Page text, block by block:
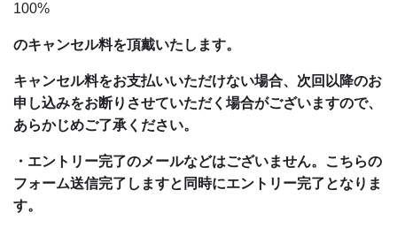
100%
のキャンセル料を頂戴いたします。
キャンセル料をお支払いいただけない場合、次回以降のお
申し込みをお断りさせていただく場合がございますので、
あらかじめご了承ください。
・エントリー完了のメールなどはございません。こちらの
フォーム送信完了しますと同時にエントリー完了となりま
す。